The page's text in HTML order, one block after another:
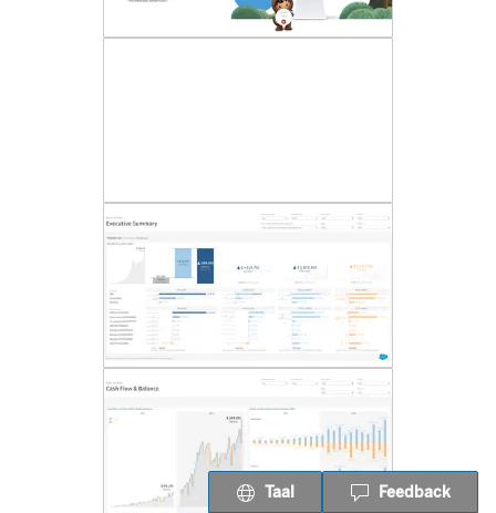
Taal Feedback